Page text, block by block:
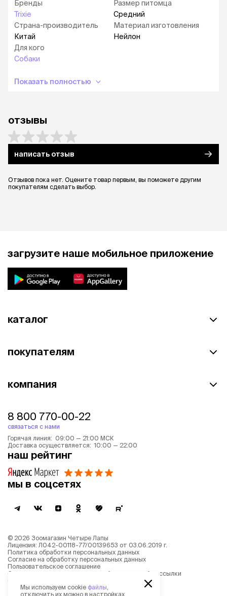
Бренды
Trixie
Страна-производитель
Китай
Для кого
Собаки
Размер питомца
Средний
Материал изготовления
Нейлон
Показать полностью
отзывы
написать отзыв
Отзывов пока нет. Оцените товар первым, вы поможете другим
покупателям сделать выбор.
загрузите наше мобильное приложение
каталог
покупателям
компания
8 800 770-00-22
связаться с нами
Горячая линия: 09:00 — 21:00 МСК
Доставка осуществляется: 10:00 — 22:00
наш рейтинг
мы в соцсетях
© 2026 Зоомагазин Четыре Лапы
Лицензия: Л042-00118-77/00139653 от 03.06.2019 г.
Политика обработки персональных данных
Согласие на обработку персональных данных
Пользовательское соглашение
Согласие на получение новостной и рекламной рассылки
Описание рекомендательных алгоритмов
Мы используем cookie файлы
отключить их можно в настройках